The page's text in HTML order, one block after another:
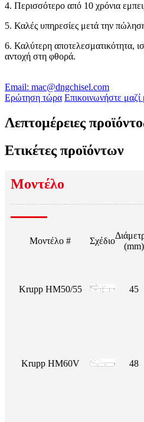
4. Περισσότερο από 10 χρόνια
5. Καλές υπηρεσίες μετά την
6. Καλύτερη αποτελεσματικότητα,
αντοχή στη φθορά.
Email: mac@dngchisel.com
Ερώτηση τώρα Επικοινωνήστε μαζί
Λεπτομέρειες
Ετικέτες προϊόντων
Μοντέλο
Μοντέλο # Σχέδιο
(mm)
Krupp HM50/55 45
Krupp HM60V 48